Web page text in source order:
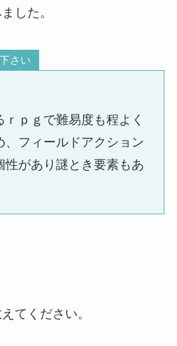
した。
さい
ｐｇで難易度も程よく
、フィールドアクション
性があり謎とき要素もあ
てください。